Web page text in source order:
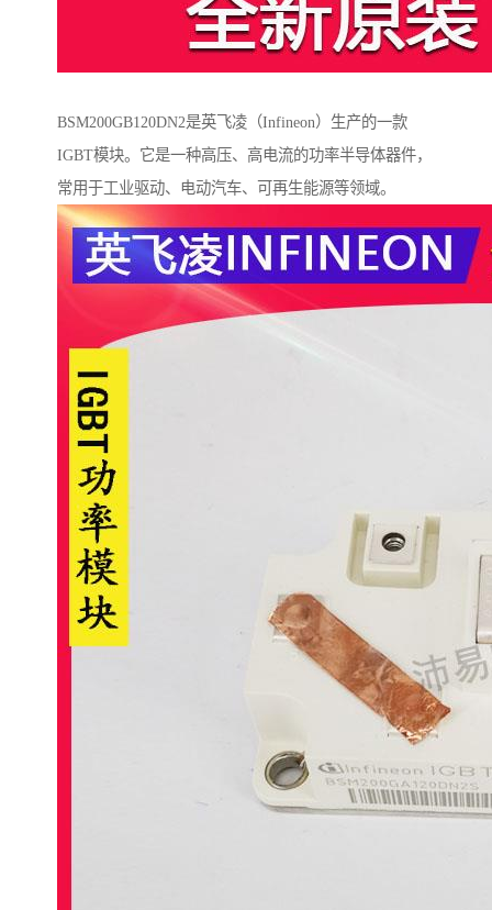
BSM200GB120DN2是英飞凌（Infineon）生产的一款
IGBT模块。它是一种高压、高电流的功率半导体器件，
常用于工业驱动、电动汽车、可再生能源等领域。